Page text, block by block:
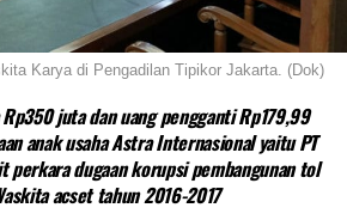
Karya di Pengadilan Tipikor Jakarta. (Dok)
juta dan uang pengganti Rp179,99
anak usaha Astra Internasional yaitu PT
dugaan korupsi pembangunan tol
acset tahun 2016-2017